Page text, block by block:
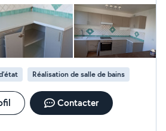
en suivant les recommandations
tout type
de relevage, de rangements et
et de plaques
- Installation
ou Poser. - Coupes
- Installation de fileurs -
Réalisation de salle de bains
Contacter